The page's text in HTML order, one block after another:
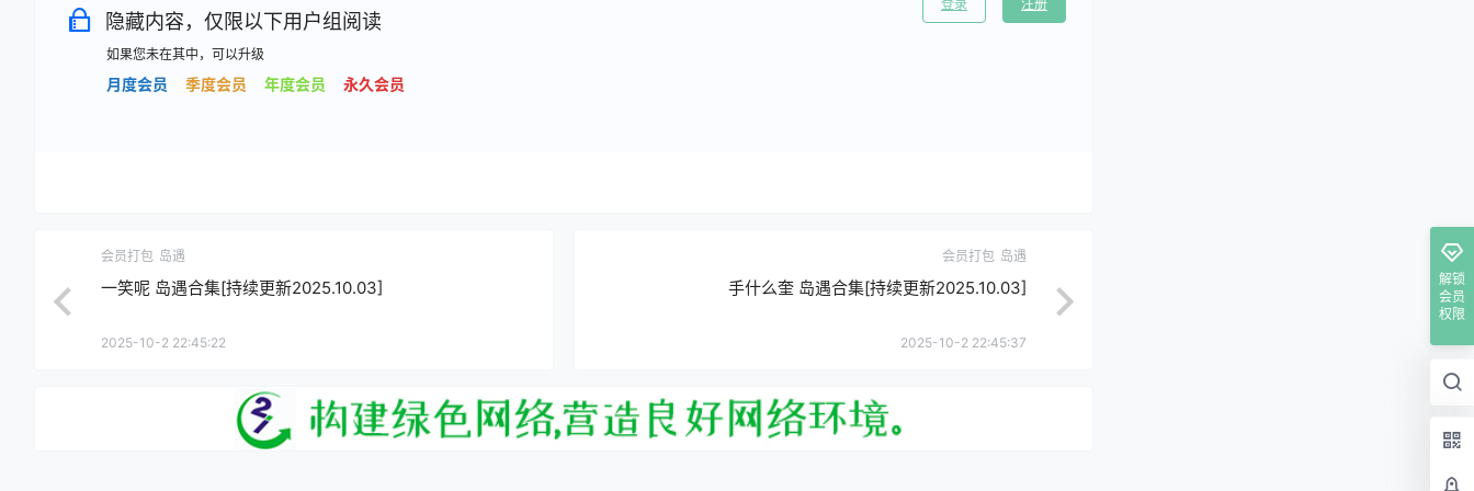
隐藏内容，仅限以下用户组阅读
如果您未在其中，可以升级
月度会员 季度会员 年度会员 永久会员
登录 注册
会员打包 岛遇
一笑呢 岛遇合集[持续更新2025.10.03]
2025-10-2 22:45:22
会员打包 岛遇
手什么奎 岛遇合集[持续更新2025.10.03]
2025-10-2 22:45:37
解锁
会员
权限